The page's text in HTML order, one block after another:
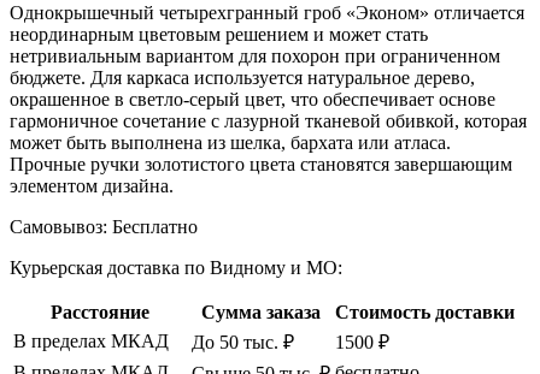
Однокрышечный четырехгранный гроб «Эконом» отличается
неординарным цветовым решением и может стать
нетривиальным вариантом для похорон при ограниченном
бюджете. Для каркаса используется натуральное дерево,
окрашенное в светло-серый цвет, что обеспечивает основе
гармоничное сочетание с лазурной тканевой обивкой, которая
может быть выполнена из шелка, бархата или атласа.
Прочные ручки золотистого цвета становятся завершающим
элементом дизайна.
Самовывоз: Бесплатно
Курьерская доставка по Видному и МО:
Расстояние Сумма заказа
Стоимость доставки
В пределах МКАД
До 50 тыс. ₽
1500 ₽